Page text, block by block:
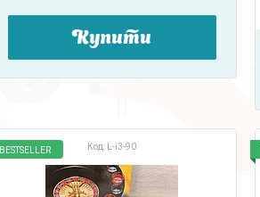
Купити
L-i3-90
BESTSELLER